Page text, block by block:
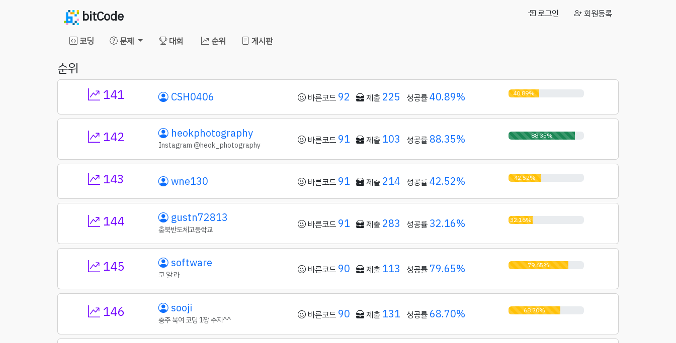
bitCode 로그인 회원등록
코딩 문제 대회 순위 게시판
순위
141
CSH0406 바른코드 92 제출 225 성공률40.89% 40.89%
142 heokphotography
Instagram @heok_photography 바른코드 91 제출 103 성공률 88.35% 88.35%
143 wne130 바른코드 91 제출 214 성공률42.52% 42.52%
144 gustn72813
충북반도체고등학교 바른코드 91 제출 283 성공률32.16% 32.16%
145 software
코 알 라 바른코드 90 제출 113 성공률 79.65% 79.65%
146 sooji
충주 북여 코딩 1짱 수지^^ 바른코드 90 제출 131 성공률 68.70% 68.70%